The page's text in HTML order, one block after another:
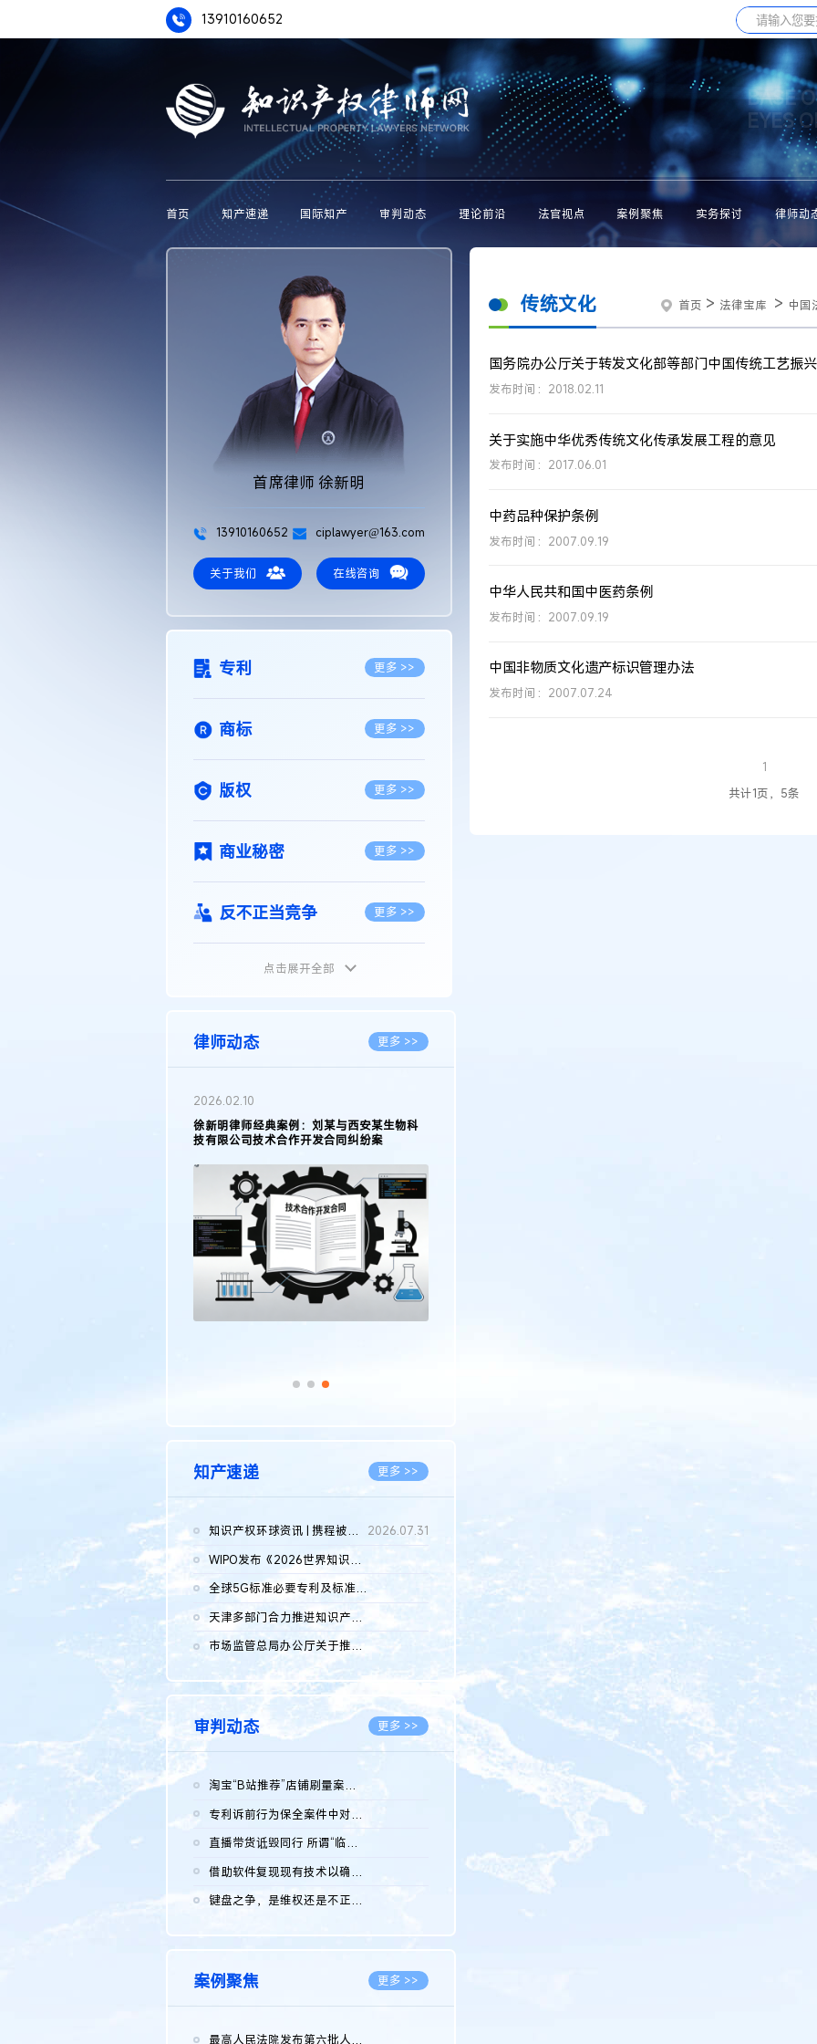
13910160652
BASE
EYES
首页 知产速递 国际知产 审判动态 理论前沿 法官视点 案例聚焦 实务探讨 律师动
首席律师 徐新明
13910160652 ciplawyer@163.com
关于我们 在线咨询
专利 更多 >>
商标 更多 >>
版权 更多 >>
商业秘密 更多 >>
反不正当竞争 更多 >>
植物新品种
地理标志 更多 >>
集成电路布图设计
传统文化 更多 >>
点击展开全部
律师动态 更多 >>
2026.05.11
徐新明律师接受《天津日报》采访：解读
2025年度天津市专利行政保护案例
知产速递 更多 >>
知识产权环球资讯 | 携程被市监总局罚51.79亿；瑞幸泰国商标案上...
2026.07.31
WIPO发布《2026世界知识产权报告》 含报告全文
全球5G标准必要专利及标准提案研究报告（2026年）全文发布
天津多部门合力推进知识产权保护工作
2026.08.05
市场监管总局办公厅关于推广第一批全国商业秘密保护创新试点典型...
2026.08.05
审判动态 更多 >>
淘宝“B站推荐”店铺刷量案维持原判，两被告连带赔偿150万元
专利诉前行为保全案件中对仿制药申请人曾作出三类声明的考量及违...
直播带货诋毁同行 所谓“临场发挥”不免责
借助软件复现现有技术以确认相关参数特征是否被公开
键盘之争，是维权还是不正当竞争？
案例聚焦 更多 >>
最高人民法院发布第六批人民法院种业知识产权司法保护典型案例 含...
传统文化 首页 > 法律宝库 > 中国
国务院办公厅关于转发文化部等部门中国传统工艺振
发布时间：2018.02.11
关于实施中华优秀传统文化传承发展工程的意见
发布时间：2017.06.01
中药品种保护条例
发布时间：2007.09.19
中华人民共和国中医药条例
发布时间：2007.09.19
中国非物质文化遗产标识管理办法
发布时间：2007.07.24
1
共计1页，5条